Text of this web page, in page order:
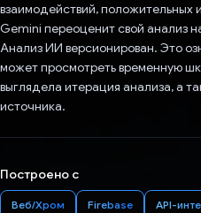
взаимодействий, положительных
Gemini переоценит свой анализ
Анализ ИИ версионирован. Это
может просмотреть временную
выглядела итерация анализа, а
источника.
Построено с
Веб/Хром Firebase API-